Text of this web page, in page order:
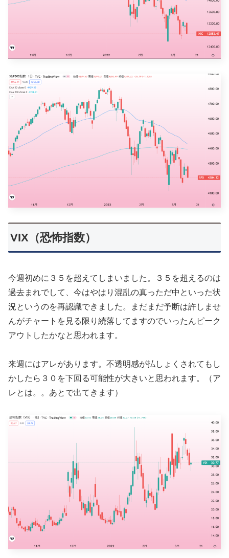
VIX（恐怖指数）
今週初めに３５を超えてしまいました。３５を超えるのは
過去まれでして、今はやはり混乱の真っただ中といった状
況というのを再認識できました。まだまだ予断は許しませ
んがチャートを見る限り続落してますのでいったんピーク
アウトしたかなと思われます。
来週にはアレがあります。不透明感が払しょくされてもし
かしたら３０を下回る可能性が大きいと思われます。（ア
レとは。。あとで出てきます）